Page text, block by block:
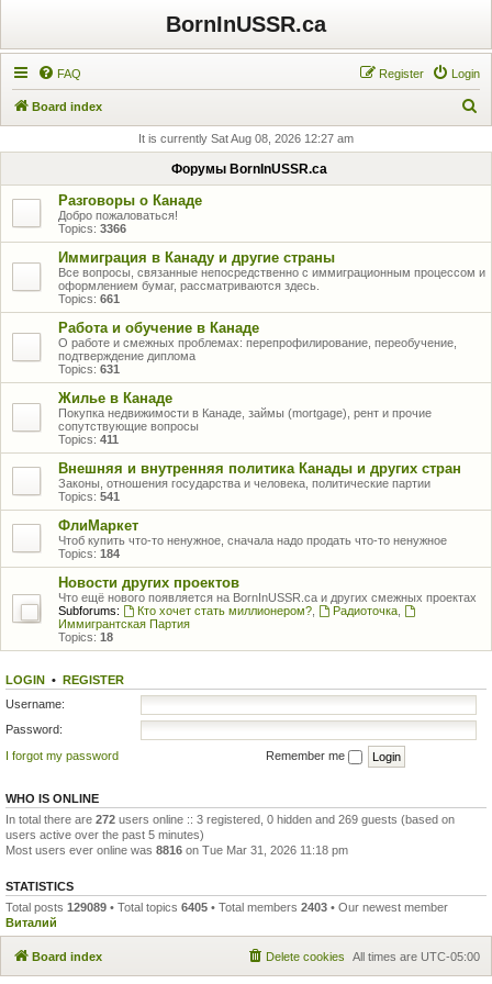
BornInUSSR.ca
FAQ Login
Register
Board index
r
It is currently Sat Aug 08, 2026 12:27 am
Форумы BornInUSSR.ca
Разговоры о Канаде
Добро пожаловаться!
Topics: 3366
Иммиграция в Канаду и другие страны
Все вопросы, связанные непосредственно с иммиграционным процессом и
оформлением бумаг, рассматриваются здесь.
Topics: 661
Работа и обучение в Канаде
О работе и смежных проблемах: перепрофилирование, переобучение,
подтверждение диплома
Topics: 631
Жилье в Канаде
Покупка недвижимости в Канаде, займы (mortgage), рент и прочие
сопутствующие вопросы
Topics: 411
Внешняя и внутренняя политика Канады и других стран
Законы, отношения государства и человека, политические партии
Topics: 541
ФлиМаркет
Чтоб купить что-то ненужное, сначала надо продать что-то ненужное
Topics: 184
Новости других проектов
Что ещё нового появляется на BornInUSSR.ca и других смежных проектах
Subforums:
Кто хочет стать миллионером?, Радиоточка,
Иммигрантская Партия
Topics: 18
LOGIN • REGISTER
Username:
Password:
I forgot my password
Remember me
WHO IS ONLINE
In total there are 272 users online :: 3 registered, 0 hidden and 269 guests (based on
users active over the past 5 minutes)
Most users ever online was 8816 on Tue Mar 31, 2026 11:18 pm
STATISTICS
Total posts 129089 • Total topics 6405 • Total members 2403 • Our newest member
Виталий
Board index All times are UTC-05:00
Delete cookies